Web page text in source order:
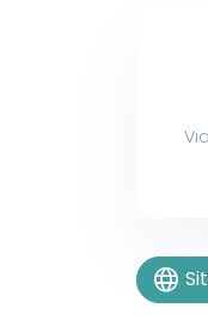
language